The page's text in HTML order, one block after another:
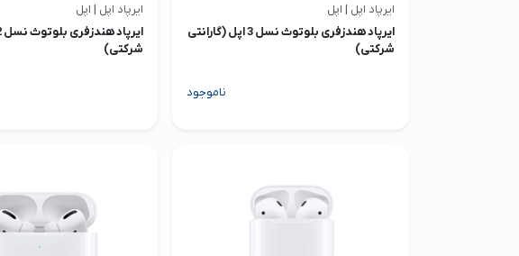
ایرپاد اپل | اپل
ایرپاد هندزفری بلوتوث نسل 3 اپل (گارانتی
شرکتی)
ناموجود
ایرپاد اپل | اپل
شرکتی)